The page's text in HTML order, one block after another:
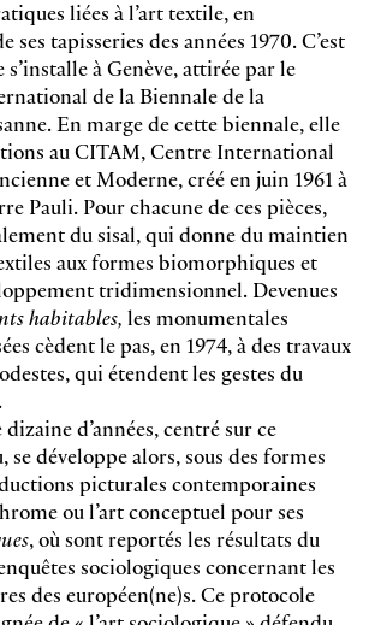
liées à l’art textile, en
tapisseries des années 1970. C’est
à Genève, attirée par le
de la Biennale de la
En marge de cette biennale, elle
au CITAM, Centre International
et Moderne, créé en juin 1961 à
Pauli. Pour chacune de ces pièces,
du sisal, qui donne du maintien
aux formes biomorphiques et
tridimensionnel. Devenues
habitables, les monumentales
cèdent le pas, en 1974, à des travaux
qui étendent les gestes du
d’années, centré sur ce
se développe alors, sous des formes
picturales contemporaines
ou l’art conceptuel pour ses
, où sont reportés les résultats du
sociologiques concernant les
des européen(ne)s. Ce protocole